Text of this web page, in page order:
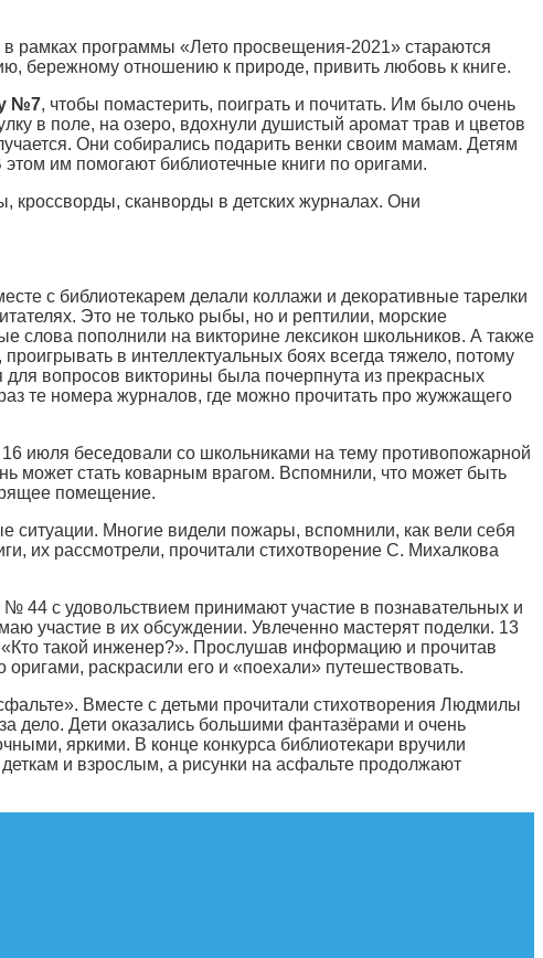
рамках программы «Лето просвещения-2021» стараются
бережному отношению к природе, привить любовь к книге.
№7, чтобы помастерить, поиграть и почитать. Им было очень
в поле, на озеро, вдохнули душистый аромат трав и цветов
Они собирались подарить венки своим мамам. Детям
этом им помогают библиотечные книги по оригами.
кроссворды, сканворды в детских журналах. Они
с библиотекарем делали коллажи и декоративные тарелки
Это не только рыбы, но и рептилии, морские
слова пополнили на викторине лексикон школьников. А также
в интеллектуальных боях всегда тяжело, потому
вопросов викторины была почерпнута из прекрасных
те номера журналов, где можно прочитать про жужжащего
16 июля беседовали со школьниками на тему противопожарной
может стать коварным врагом. Вспомнили, что может быть
помещение.
ситуации. Многие видели пожары, вспомнили, как вели себя
их рассмотрели, прочитали стихотворение С. Михалкова
44 с удовольствием принимают участие в познавательных и
участие в их обсуждении. Увлеченно мастерят поделки. 13
«Кто такой инженер?». Прослушав информацию и прочитав
раскрасили его и «поехали» путешествовать.
Вместе с детьми прочитали стихотворения Людмилы
дело. Дети оказались большими фантазёрами и очень
яркими. В конце конкурса библиотекари вручили
и взрослым, а рисунки на асфальте продолжают